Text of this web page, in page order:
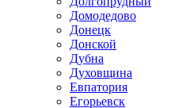
Домодедово
Донецк
Донской
Дубна
Духовщина
Евпатория
Егорьевск